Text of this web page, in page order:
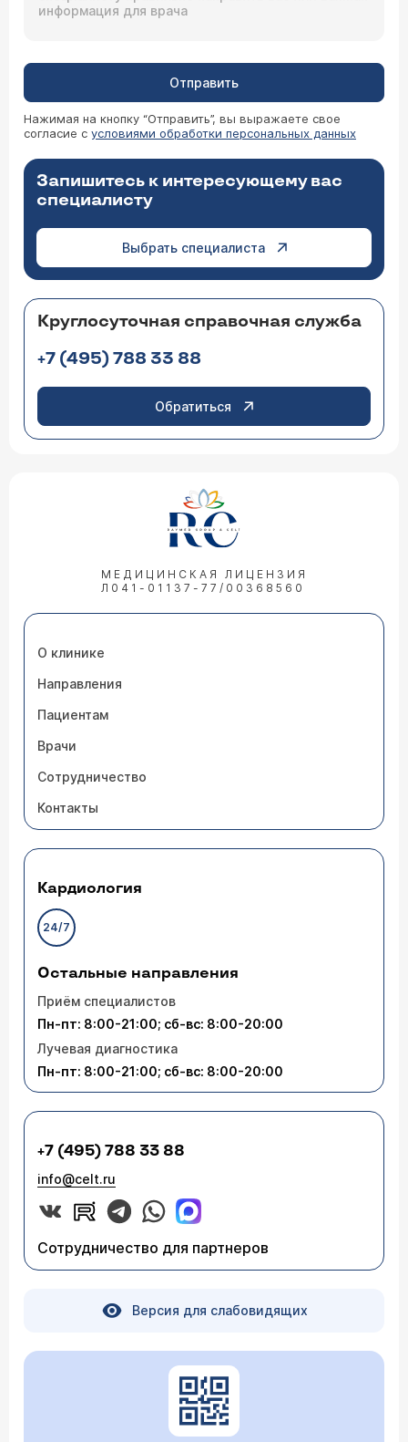
Отправить
Нажимая на кнопку “Отправить”, вы выражаете свое
согласие с условиями обработки персональных данных
Запишитесь к интересующему вас
специалисту
Выбрать специалиста
Круглосуточная справочная служба
+7 (495) 788 33 88
Обратиться
МЕДИЦИНСКАЯ ЛИЦЕНЗИЯ
Л041-01137-77/00368560
О клинике
Направления
Пациентам
Врачи
Сотрудничество
Контакты
Кардиология
24/7
Остальные направления
Приём специалистов
Пн-пт: 8:00-21:00; сб-вс: 8:00-20:00
Лучевая диагностика
Пн-пт: 8:00-21:00; сб-вс: 8:00-20:00
+7 (495) 788 33 88
info@celt.ru
Сотрудничество для партнеров
Версия для слабовидящих